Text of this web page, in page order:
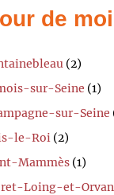
de moi
(2)
sur-Seine (1)
sur-Seine
le-Roi (2)
Mammès (1)
Loing-et-